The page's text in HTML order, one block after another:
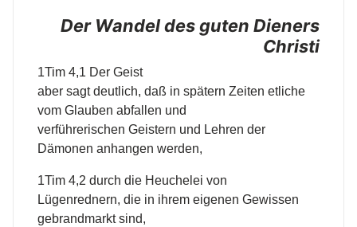
Der Wandel des guten Dieners
Christi
1Tim 4,1 Der Geist
aber sagt deutlich, daß in spätern Zeiten etliche
vom Glauben abfallen und
verführerischen Geistern und Lehren der
Dämonen anhangen werden,
1Tim 4,2 durch die Heuchelei von
Lügenrednern, die in ihrem eigenen Gewissen
gebrandmarkt sind,